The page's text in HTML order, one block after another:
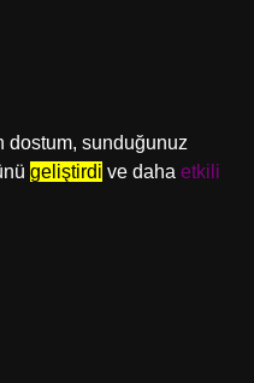
dostum, sunduğunuz
geliştirdi ve daha etkili